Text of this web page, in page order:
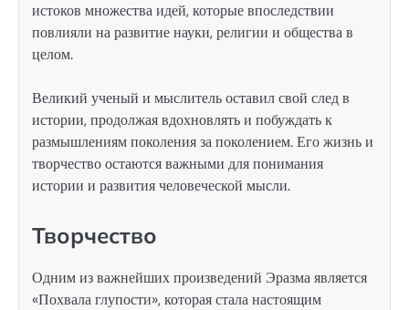
истоков множества идей, которые впоследствии
повлияли на развитие науки, религии и общества в
целом.
Великий ученый и мыслитель оставил свой след в
истории, продолжая вдохновлять и побуждать к
размышлениям поколения за поколением. Его жизнь и
творчество остаются важными для понимания
истории и развития человеческой мысли.
Творчество
Одним из важнейших произведений Эразма является
«Похвала глупости», которая стала настоящим